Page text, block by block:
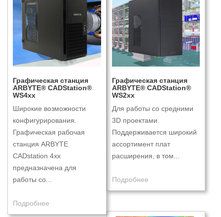
Графическая станция
ARBYTE® CADStation®
WS4xx
Широкие возможности
конфигурирования.
Графическая рабочая
станция ARBYTE
CADstation 4xx
предназначена для
работы со...
Подробнее
Графическая станция
ARBYTE® CADStation®
WS2xx
Для работы со средними
3D проектами.
Поддерживается широкий
ассортимент плат
расширения, в том...
Подробнее